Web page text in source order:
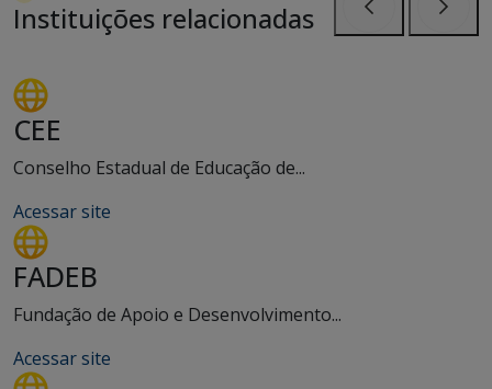
Instituições relacionadas
CEE
Conselho Estadual de Educação de...
Acessar site
FADEB
Fundação de Apoio e Desenvolvimento...
Acessar site